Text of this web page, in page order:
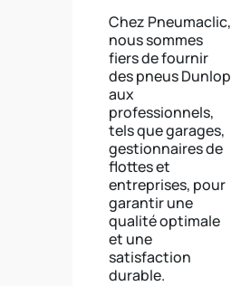
Chez Pneumaclic,
nous sommes
fiers de fournir
des pneus Dunlop
aux
professionnels,
tels que garages,
gestionnaires de
flottes et
entreprises, pour
garantir une
qualité optimale
et une
satisfaction
durable.